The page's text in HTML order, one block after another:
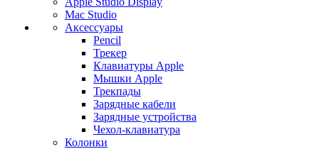
Mac Studio
Аксессуары
Pencil
Трекер
Клавиатуры Apple
Мышки Apple
Трекпады
Зарядные кабели
Зарядные устройства
Чехол-клавиатура
Колонки